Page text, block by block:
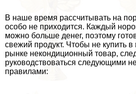
В наше время рассчитывать на
особо не приходится. Каждый
можно больше денег, поэтому
свежий продукт. Чтобы не купить в
рынке некондиционный товар,
руководствоваться следующими
правилами: